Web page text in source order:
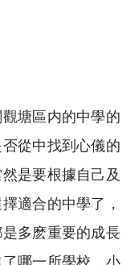
塘區内的中學的
從中找到心儀的
是要根據自己及
適合的中學了，
多麽重要的成長